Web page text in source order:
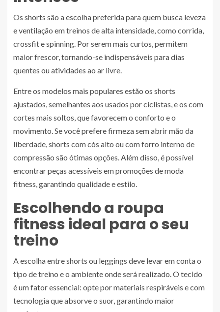
Os shorts são a escolha preferida para quem busca leveza
e ventilação em treinos de alta intensidade, como corrida,
crossfit e spinning. Por serem mais curtos, permitem
maior frescor, tornando-se indispensáveis para dias
quentes ou atividades ao ar livre.
Entre os modelos mais populares estão os shorts
ajustados, semelhantes aos usados por ciclistas, e os com
cortes mais soltos, que favorecem o conforto e o
movimento. Se você prefere firmeza sem abrir mão da
liberdade, shorts com cós alto ou com forro interno de
compressão são ótimas opções. Além disso, é possível
encontrar peças acessíveis em promoções de moda
fitness, garantindo qualidade e estilo.
Escolhendo a roupa
fitness ideal para o seu
treino
A escolha entre shorts ou leggings deve levar em conta o
tipo de treino e o ambiente onde será realizado. O tecido
é um fator essencial: opte por materiais respiráveis e com
tecnologia que absorve o suor, garantindo maior